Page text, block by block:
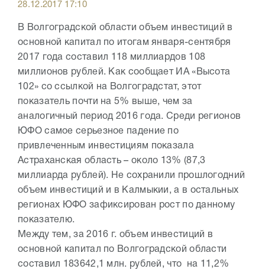
28.12.2017 17:10
В Волгоградской области объем инвестиций в
основной капитал по итогам января-сентября
2017 года составил 118 миллиардов 108
миллионов рублей. Как сообщает ИА «Высота
102» со ссылкой на Волгоградстат, этот
показатель почти на 5% выше, чем за
аналогичный период 2016 года. Среди регионов
ЮФО самое серьезное падение по
привлеченным инвестициям показала
Астраханская область – около 13% (87,3
миллиарда рублей). Не сохранили прошлогодний
объем инвестиций и в Калмыкии, а в остальных
регионах ЮФО зафиксирован рост по данному
показателю.
Между тем, за 2016 г. объем инвестиций в
основной капитал по Волгоградской области
составил 183642,1 млн. рублей, что на 11,2%